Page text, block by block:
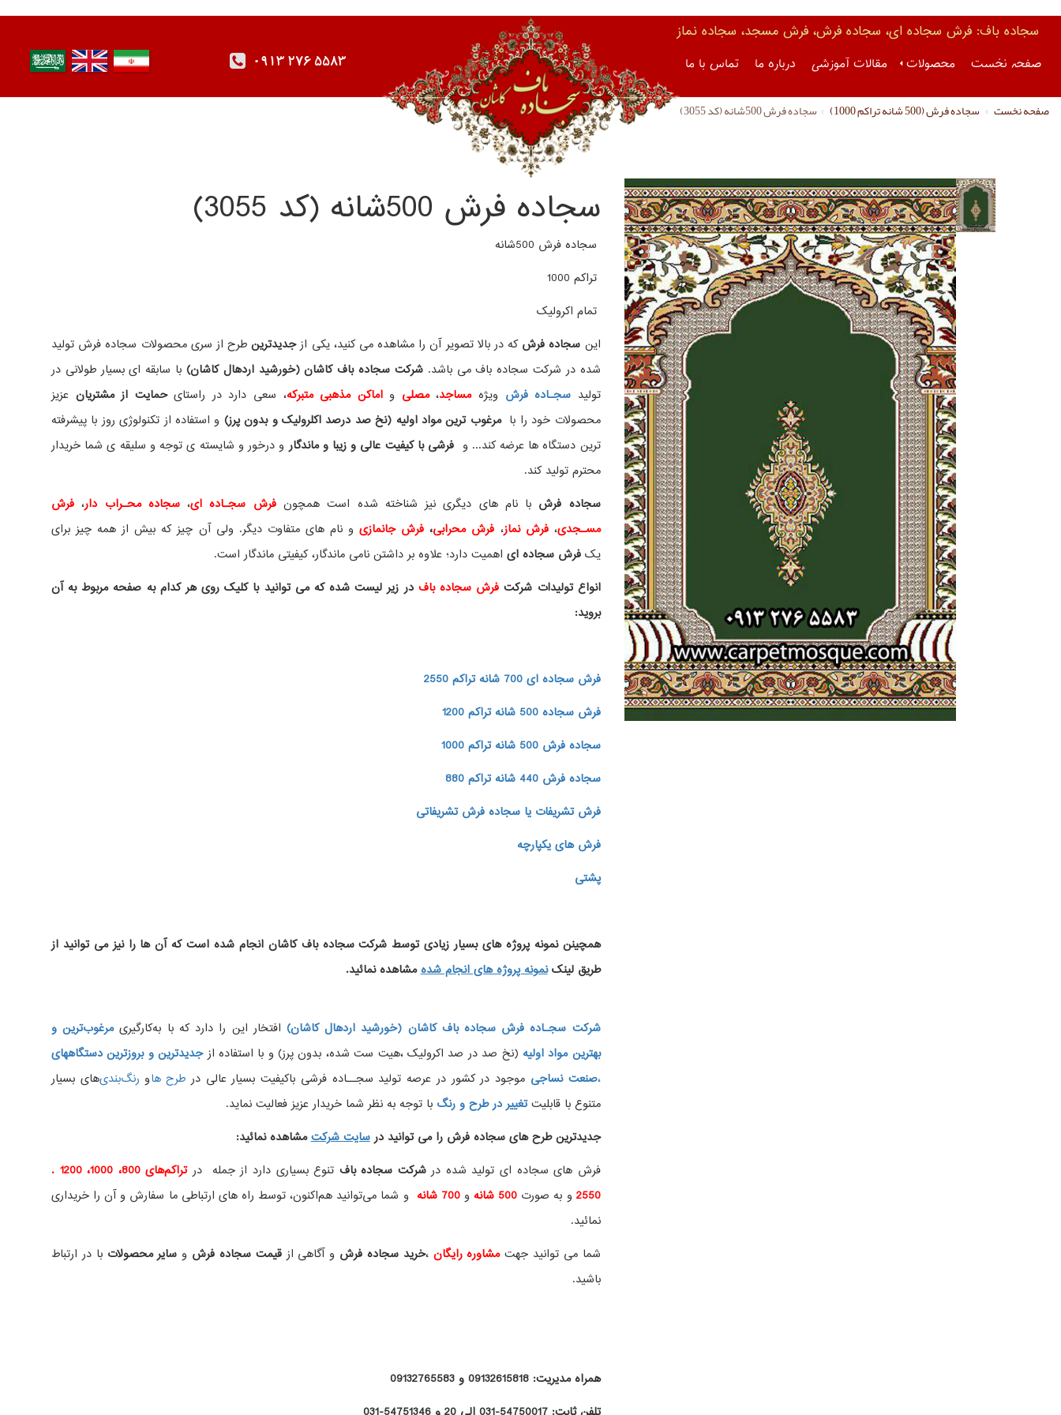
سجاده باف: فرش سجاده ای، سجاده فرش، فرش مسجد، سجاده نماز
صفحه نخست محصولات مقالات آموزشی درباره ما تماس با ما 0913 276 5583
صفحه نخست سجاده فرش (500 شانه تراکم 1000) سجاده فرش 500شانه (کد 3055)
سجاده فرش 500شانه (کد 3055)
سجاده فرش 500شانه
تراکم 1000
تمام اکرولیک
این سجاده فرشکه در بالا تصویر آن را مشاهده می کنید، یکی ازجدیدترینطرح از سری محصولات سجاده فرش تولید
شده در شرکت سجاده باف می باشد.شرکت سجاده باف کاشان (خورشید اردهال کاشان) با سابقه ای بسیار طولانی در
تولید سجـاده فرش ویژهمساجد،مصلی واماکن مذهبی متبرکه، سعی دارد در راستایحمایت از مشتریان عزیز
محصولات خود را بامرغوب ترین مواد اولیه (نخ صد درصد اکلرولیک و بدون پرز) و استفاده از تکنولوژی روز با پیشرفته
ترین دستگاه ها عرضه کند... و فرشی با کیفیت عالی و زیبا و ماندگارو درخور و شایسته ی توجه و سلیقه ی شما خریدار
محترم تولید کند.
سجاده فرش با نام های دیگری نیز شناخته شده است همچونفرش سجـاده ای، سجاده محـراب دار، فرش
مسـجدی،فرش نماز، فرش محرابی، فرش جانمازیو نام های متفاوت دیگر. ولی آن چیز که بیش از همه چیز برای
یکفرش سجاده ای اهمیت دارد؛ علاوه بر داشتن نامی ماندگار، کیفیتی ماندگار است.
انواع تولیدات شرکت فرش سجاده باف در زیر لیست شده که می توانید با کلیک روی هر کدام به صفحه مربوط به آن
بروید:
فرش سجاده ای 700 شانه تراکم 2550
فرش سجاده 500 شانه تراکم 1200
سجاده فرش 500 شانه تراکم 1000
سجاده فرش 440 شانه تراکم 880
فرش تشریفات یا سجاده فرش تشریفاتی
فرش های یکپارچه
پشتی
همچینننمونه پروژه هایبسیار زیادی توسط شرکت سجاده باف کاشان انجام شده است که آن ها را نیز می توانید از
طریق لینکنمونه پروژه های انجام شدهمشاهده نمائید.
شرکت سجـاده فرش سجاده باف کاشان (خورشید اردهال کاشان) افتخار این را دارد که با به‌کارگیریمرغوب‌ترین و
بهترین مواد اولیه (نخ صد در صد اکرولیک ،هیت ست شده، بدون پرز) و با استفاده ازجدیدترین و بروزترین دستگاههای
صنعت نساجی، موجود در کشور در عرصه تولید سجــاده فرشی باکیفیت بسیار عالی در طرح هاو
های بسیار
متنوع با قابلیتتغییر در طرح و رنگ با توجه به نظر شما خریدار عزیز فعالیت نماید.
جدیدترین طرح های سجاده فرش را می توانید درسایت شرکتمشاهده نمائید:
فرش های سجاده ای تولید شده درشرکت سجاده باف تنوع بسیاری دارد از جمله در
تراکم‌های 800، 1000، 1200 .
2550 و به صورت 500 شانه و700 شانه
و شما می‌توانید هم‌اکنون، توسط راه های ارتباطی ما سفارش و آن را خریداری
نمائید.
شما می توانید جهت مشاوره رایگان ،خرید سجاده فرش و آگاهی ازقیمت سجاده فرش و سایر محصولات با در ارتباط
باشید.
همراه مدیریت: 09132615818 و 09132765583